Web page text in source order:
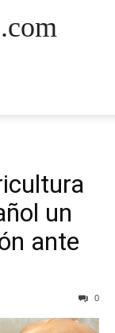
un
ante
0